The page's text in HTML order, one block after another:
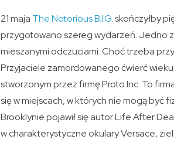
21 maja The Notorious B.I.G. skończyłby
przygotowano szereg wydarzeń. Jedno z
mieszanymi odczuciami. Choć trzeba
Przyjaciele zamordowanego ćwierć
stworzonym przez firmę Proto Inc. To
się w miejscach, w których nie mogą być
Brooklynie pojawił się autor Life After
w charakterystyczne okulary Versace,